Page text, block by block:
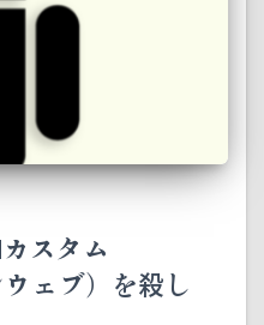
スタム
ェブ）を殺し